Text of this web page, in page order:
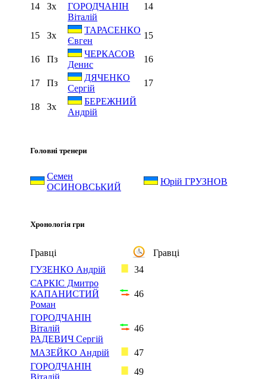
14 Зх
ГОРОДЧАНІН
Віталій
14
15 Зх
ТАРАСЕНКО
Євген
15
16 Пз
ЧЕРКАСОВ
Денис
16
17 Пз
ДЯЧЕНКО
Сергій
17
18 Зх
БЕРЕЖНИЙ
Андрій
Головні тренери
Семен
ОСИНОВСЬКИЙ
Юрій ГРУЗНОВ
Хронологія гри
Гравці
Гравці
ГУЗЕНКО Андрій
34
САРКІС Дмитро
КАПАНИСТИЙ
Роман
46
ГОРОДЧАНІН
Віталій
РАДЕВИЧ Сергій
46
МАЗЕЙКО Андрій
47
ГОРОДЧАНІН
Віталій
49